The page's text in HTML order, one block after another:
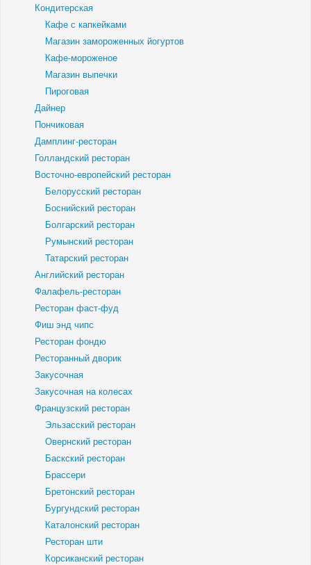
Кондитерская
Кафе с капкейками
Магазин замороженных йогуртов
Кафе-мороженое
Магазин выпечки
Пироговая
Дайнер
Пончиковая
Дамплинг-ресторан
Голландский ресторан
Восточно-европейский ресторан
Белорусский ресторан
Боснийский ресторан
Болгарский ресторан
Румынский ресторан
Татарский ресторан
Английский ресторан
Фалафель-ресторан
Ресторан фаст-фуд
Фиш энд чипс
Ресторан фондю
Ресторанный дворик
Закусочная
Закусочная на колесах
Французский ресторан
Эльзасский ресторан
Овернский ресторан
Баскский ресторан
Брассери
Бретонский ресторан
Бургундский ресторан
Каталонский ресторан
Ресторан шти
Корсиканский ресторан